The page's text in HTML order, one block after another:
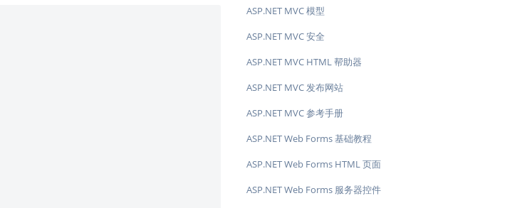
ASP.NET MVC 模型
ASP.NET MVC 安全
ASP.NET MVC HTML 帮助器
ASP.NET MVC 发布网站
ASP.NET MVC 参考手册
ASP.NET Web Forms 基础教程
ASP.NET Web Forms HTML 页面
ASP.NET Web Forms 服务器控件